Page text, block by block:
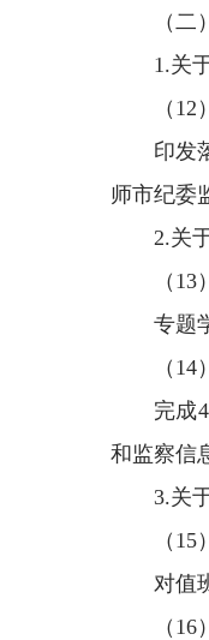
（
1.关
（
印发
师市纪委
2.关
（
专题
（
完成
和监察信
3.关
（
对值
（